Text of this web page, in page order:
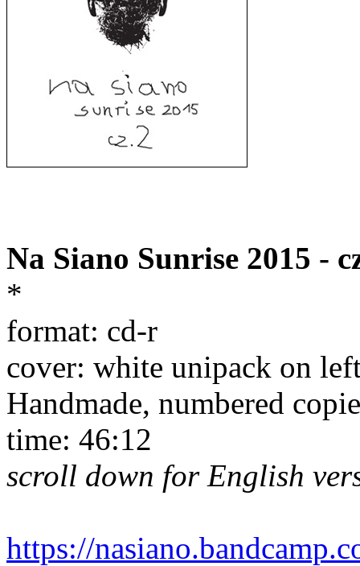
Na Siano Sunrise 2015 -
*
format: cd-r
cover: white unipack on
Handmade, numbered
time: 46:12
scroll down for English
https://